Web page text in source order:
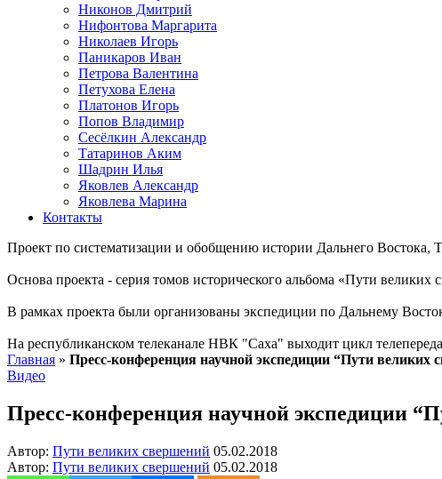
Никонов Дмитрий
Нифонтова Маргарита
Николаев Игорь
Паникаров Иван
Петрова Валентина
Петухова Елена
Платонов Игорь
Попов Владимир
Сесёлкин Александр
Татаринов Аким
Шадрин Илья
Яковлев Александр
Яковлева Марина
Контакты
Проект по систематизации и обобщению истории Дальнего Востока,
Основа проекта - серия томов исторического альбома «Пути великих
В рамках проекта были организованы экспедиции по Дальнему
На республиканском телеканале НВК "Саха" выходит цикл
Главная » Пресс-конференция научной экспедиции “Пути
Видео
Пресс-конференция научной экспедиции
Автор: Пути великих свершений 05.02.2018
Автор: Пути великих свершений 05.02.2018